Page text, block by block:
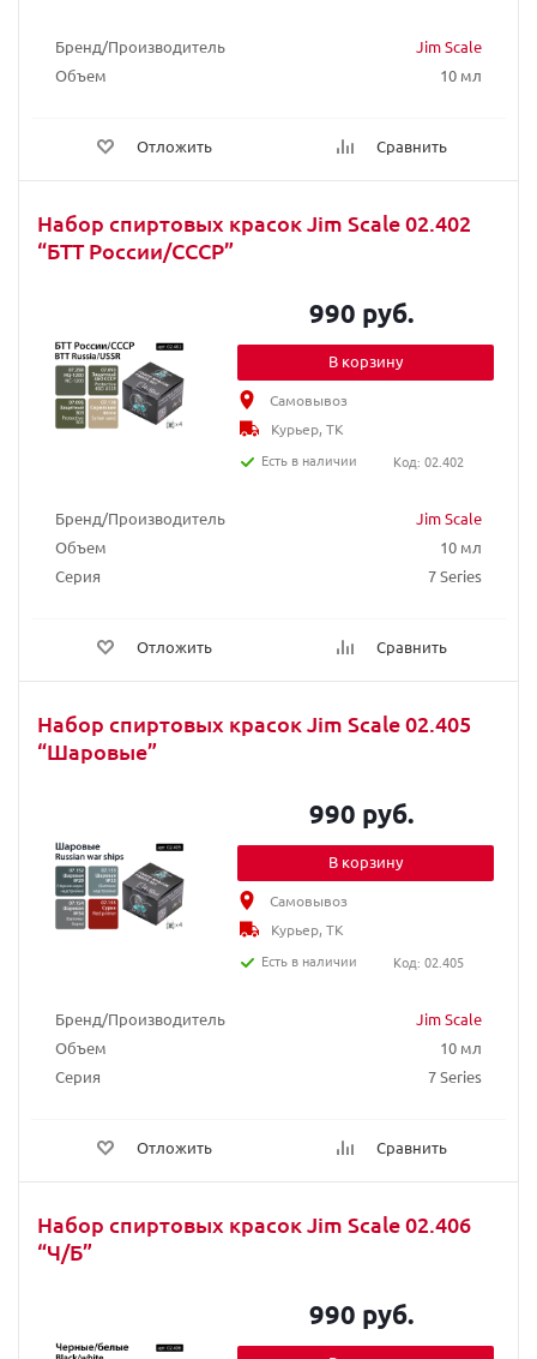
Бренд/Производитель
Jim Scale
Объем
10 мл
Отложить Сравнить
Набор спиртовых красок Jim Scale 02.402
“БТТ России/СССР”
Бренд/Производитель
Jim Scale
Объем
10 мл
Серия
7 Series
Отложить Сравнить
990 руб.
В корзину
Самовывоз
Курьер, ТК
Есть в наличии
Код: 02.402
Набор спиртовых красок Jim Scale 02.405
“Шаровые”
Бренд/Производитель
Jim Scale
Объем
10 мл
Серия
7 Series
Отложить Сравнить
990 руб.
В корзину
Самовывоз
Курьер, ТК
Есть в наличии
Код: 02.405
Набор спиртовых красок Jim Scale 02.406
“Ч/Б”
990 руб.